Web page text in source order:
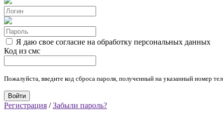
Я даю свое согласие на обработку персональных данных
Код из смс
Пожалуйста, введите код сброса пароля, полученный на указанный номер
Регистрация /Забыли пароль?